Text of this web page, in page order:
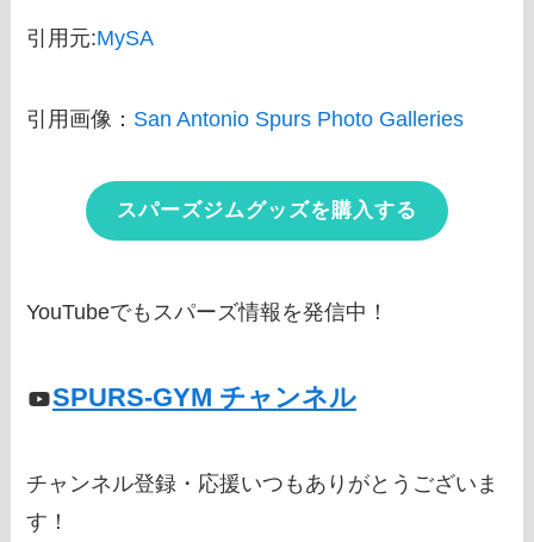
引用元:MySA
引用画像： San Antonio Spurs Photo Galleries
スパーズジムグッズを購入する
YouTubeでもスパーズ情報を発信中！
SPURS-GYM チャンネル
チャンネル登録・応援いつもありがとうございま
す！